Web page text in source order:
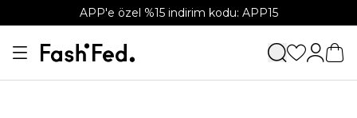
APP'e özel %15 indirim kodu: APP15